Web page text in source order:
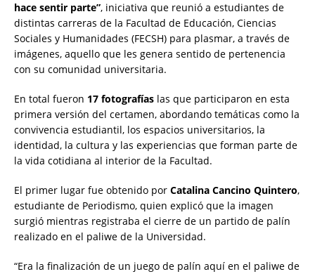
hace sentir parte”, iniciativa que reunió a estudiantes de
distintas carreras de la Facultad de Educación, Ciencias
Sociales y Humanidades (FECSH) para plasmar, a través de
imágenes, aquello que les genera sentido de pertenencia
con su comunidad universitaria.
En total fueron 17 fotografías las que participaron en esta
primera versión del certamen, abordando temáticas como la
convivencia estudiantil, los espacios universitarios, la
identidad, la cultura y las experiencias que forman parte de
la vida cotidiana al interior de la Facultad.
El primer lugar fue obtenido por Catalina Cancino Quintero,
estudiante de Periodismo, quien explicó que la imagen
surgió mientras registraba el cierre de un partido de palín
realizado en el paliwe de la Universidad.
“Era la finalización de un juego de palín aquí en el paliwe de